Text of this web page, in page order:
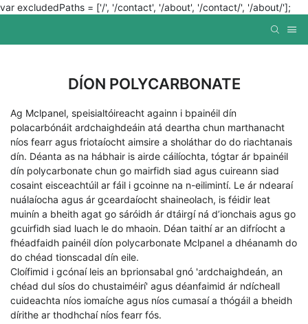
var excludedPaths = ['/', '/contact', '/about', '/contact/', '/about/'];
DÍON POLYCARBONATE
Ag Mclpanel, speisialtóireacht againn i bpainéil dín
polacarbónáit ardchaighdeáin atá deartha chun marthanacht
níos fearr agus friotaíocht aimsire a sholáthar do do riachtanais
dín. Déanta as na hábhair is airde cáilíochta, tógtar ár bpainéil
dín polycarbonate chun go mairfidh siad agus cuireann siad
cosaint eisceachtúil ar fáil i gcoinne na n-eilimintí. Le ár ndearaí
nuálaíocha agus ár gceardaíocht shaineolach, is féidir leat
muinín a bheith agat go sáróidh ár dtáirgí ná d’ionchais agus go
gcuirfidh siad luach le do mhaoin. Déan taithí ar an difríocht a
fhéadfaidh painéil díon polycarbonate Mclpanel a dhéanamh do
do chéad tionscadal dín eile.
Cloífimid i gcónaí leis an bprionsabal gnó 'ardchaighdeán, an
chéad dul síos do chustaiméirí' agus déanfaimid ár ndícheall
cuideachta níos iomaíche agus níos cumasaí a thógáil a bheidh
dírithe ar thodhchaí níos fearr fós.